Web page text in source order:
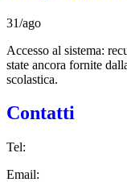
31/ago
Accesso al sistema:
state ancora fornite
scolastica.
Contatti
Tel:
Email: